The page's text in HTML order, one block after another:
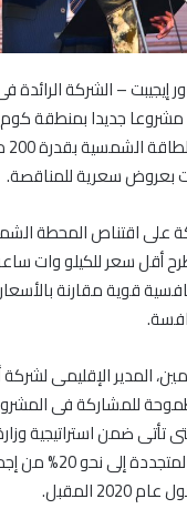
إيجيبت – الشركة
جديدا بمنطقة
بعروض سعرية للمناقصة.
على اقتناص المحطة
قوية مقارنة
المدير الإقليمى لشركة
للمشاركة فى
تأتى ضمن استراتيجية
بمساهمة الطاقات
المقبل.